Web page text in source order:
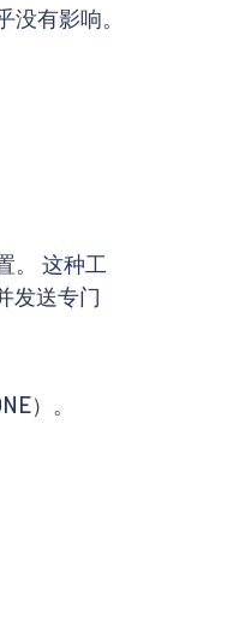
有影响。
。 这种工
发送专门
）。